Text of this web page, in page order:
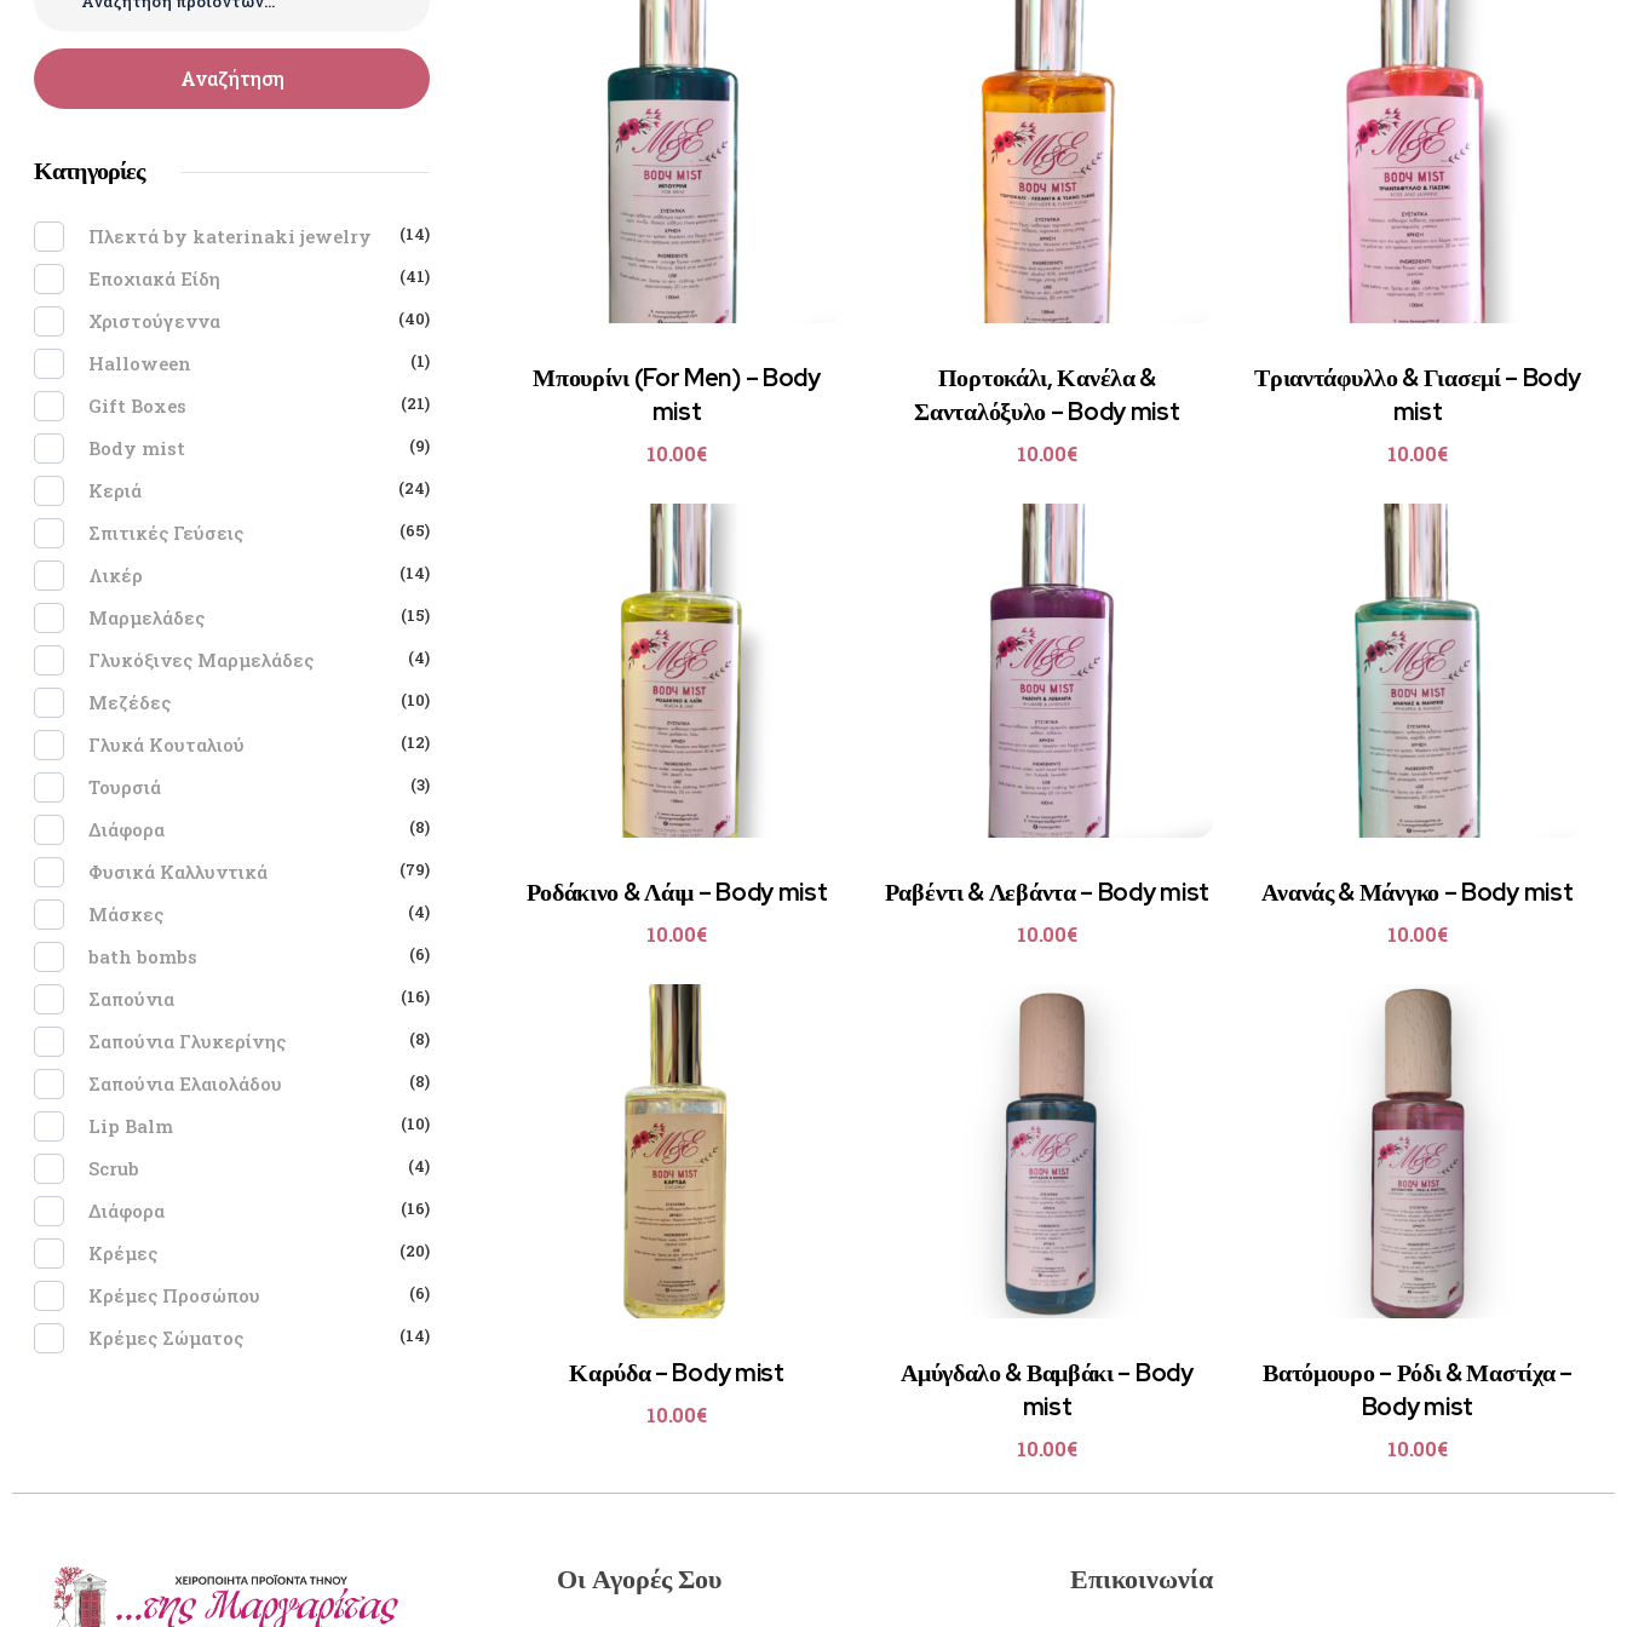
Μπουρίνι (For Men) – Body
mist
10.00€
Πορτοκάλι, Κανέλα &
Σανταλόξυλο – Body mist
10.00€
Τριαντάφυλλο & Γιασεμί – Body
mist
10.00€
Ροδάκινο & Λάιμ – Body mist
10.00€
Ραβέντι & Λεβάντα – Body mist
10.00€
Ανανάς & Μάνγκο – Body mist
10.00€
Καρύδα – Body mist
10.00€
Αμύγδαλο & Βαμβάκι – Body
mist
10.00€
Βατόμουρο – Ρόδι & Μαστίχα –
Body mist
10.00€
Αναζήτηση
Κατηγορίες
Πλεκτά by katerinaki jewelry (14)
Εποχιακά Είδη (41)
Χριστούγεννα (40)
Halloween (1)
Gift Boxes (21)
Body mist (9)
Κεριά (24)
Σπιτικές Γεύσεις (65)
Λικέρ (14)
Μαρμελάδες (15)
Γλυκόξινες Μαρμελάδες (4)
Μεζέδες (10)
Γλυκά Κουταλιού (12)
Τουρσιά (3)
Διάφορα (8)
Φυσικά Καλλυντικά (79)
Μάσκες (4)
bath bombs (6)
Σαπούνια (16)
Σαπούνια Γλυκερίνης (8)
Σαπούνια Ελαιολάδου (8)
Lip Balm (10)
Scrub (4)
Διάφορα (16)
Κρέμες (20)
Κρέμες Προσώπου (6)
Κρέμες Σώματος (14)
Οι Αγορές Σου Επικοινωνία